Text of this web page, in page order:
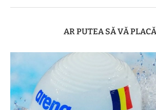
AR PUTEA SĂ VĂ